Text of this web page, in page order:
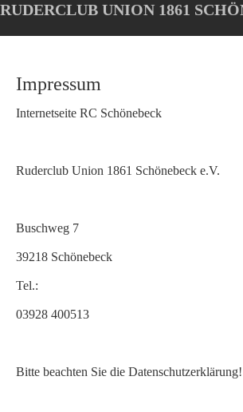
Oops, an error occurred! Code:
main
RUDERCLUB UNION 1861
Impressum
Internetseite RC Schönebeck
Ruderclub Union 1861 Schönebeck e.V.
Buschweg 7
39218 Schönebeck
Tel.:
03928 400513
Bitte beachten Sie die Datenschutzerklärung!